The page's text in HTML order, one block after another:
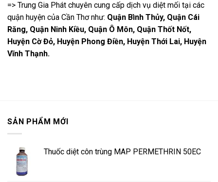
=> Trung Gia Phát chuyên cung cấp dịch vụ diệt mối tại các
quận huyện của Cần Thơ như: Quận Bình Thủy, Quận Cái
Răng, Quận Ninh Kiều, Quận Ô Môn, Quận Thốt Nốt,
Huyện Cờ Đỏ, Huyện Phong Điền, Huyện Thới Lai, Huyện
Vĩnh Thạnh.
SẢN PHẨM MỚI
Thuốc diệt côn trùng MAP PERMETHRIN 50EC